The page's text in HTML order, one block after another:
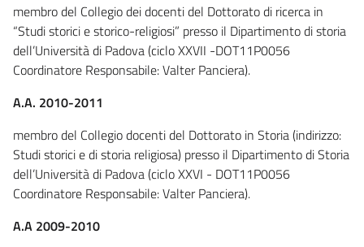
membro del Collegio dei docenti del Dottorato di ricerca in
“Studi storici e storico-religiosi” presso il Dipartimento di storia
dell’Università di Padova (ciclo XXVII -DOT11P0056
Coordinatore Responsabile: Valter Panciera).
A.A. 2010-2011
membro del Collegio docenti del Dottorato in Storia (indirizzo:
Studi storici e di storia religiosa) presso il Dipartimento di Storia
dell’Università di Padova (ciclo XXVI - DOT11P0056
Coordinatore Responsabile: Valter Panciera).
A.A 2009-2010